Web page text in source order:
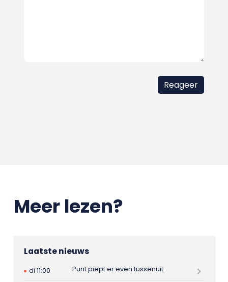
Meer lezen?
Laatste nieuws
di 11:00
Punt piept er even tussenuit